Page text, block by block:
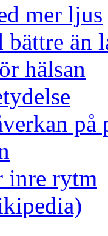
mer ljus
än
hälsan
på
inre rytm